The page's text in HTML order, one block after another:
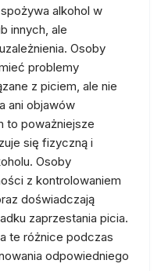
alkohol w
innych, ale
Osoby
problemy
z piciem, ale nie
ani objawów
to poważniejsze
się fizyczną i
Osoby
z kontrolowaniem
doświadczają
zaprzestania picia.
te różnice podczas
odpowiedniego